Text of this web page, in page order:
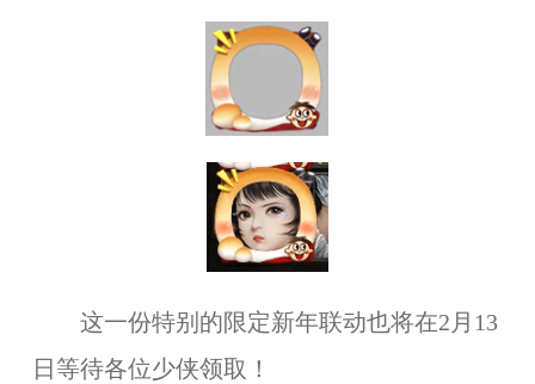
这一份特别的限定新年联动也将在2月13
日等待各位少侠领取！